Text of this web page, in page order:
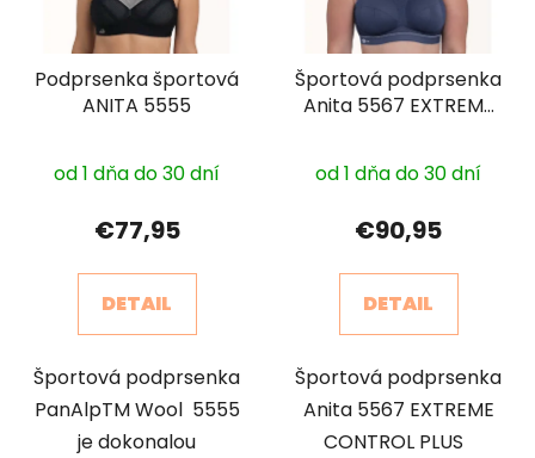
Podprsenka športová
ANITA 5555
od 1 dňa do 30 dní
€77,95
DETAIL
Športová podprsenka
PanAlpTM Wool 5555
je dokonalou
Športová podprsenka
Anita 5567 EXTREME
od 1 dňa do 30 dní
€90,95
DETAIL
Športová podprsenka
Anita 5567 EXTREME
CONTROL PLUS